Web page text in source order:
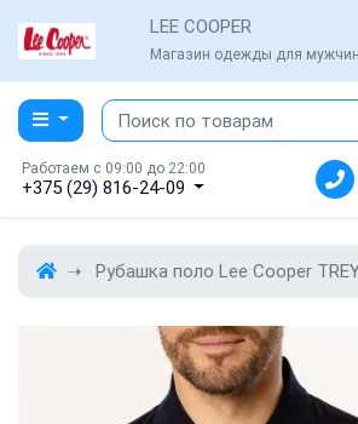
LEE COOPER
Магазин одежды для
Работаем с 09:00 до 22:00
+375 (29) 816-24-09
Рубашка поло Lee Cooper